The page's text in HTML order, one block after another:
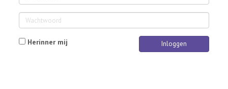
Herinner mij Inloggen